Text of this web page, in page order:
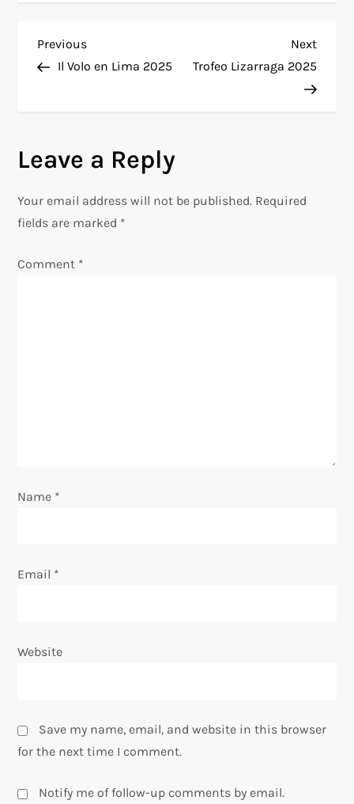
P
t
n
a
v
o
Previous
Post
Previous
Il Volo en Lima 2025
Next
Post
Next
Trofeo Lizarraga 2025
Leave a Reply
Your email address will not be published. Required
fields are marked *
Comment *
Name *
Email *
Website
Save my name, email, and website in this browser
for the next time I comment.
Notify me of follow-up comments by email.